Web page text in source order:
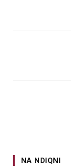
NA NDIQNI